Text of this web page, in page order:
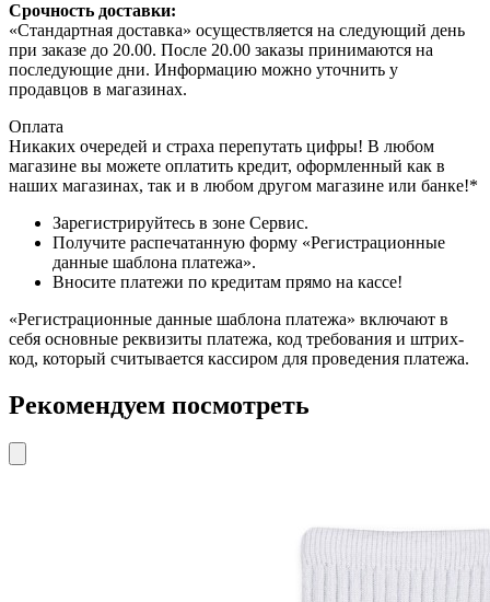
Срочность доставки:
«Стандартная доставка» осуществляется на следующий день
при заказе до 20.00. После 20.00 заказы принимаются на
последующие дни. Информацию можно уточнить у
продавцов в магазинах.
Оплата
Никаких очередей и страха перепутать цифры! В любом
магазине вы можете оплатить кредит, оформленный как в
наших магазинах, так и в любом другом магазине или банке!*
Зарегистрируйтесь в зоне Сервис.
Получите распечатанную форму «Регистрационные
данные шаблона платежа».
Вносите платежи по кредитам прямо на кассе!
«Регистрационные данные шаблона платежа» включают в
себя основные реквизиты платежа, код требования и штрих-
код, который считывается кассиром для проведения платежа.
Рекомендуем посмотреть